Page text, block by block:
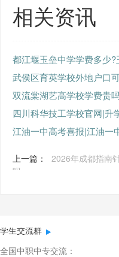
相关资讯
都江堰玉垒中学学费多少
武侯区育英学校外地户口
双流棠湖艺高学校学费贵
四川科华技工学校官网|升
江油一中高考喜报|江油一
上一篇：
2026年成都指南
吗
学生交流群
全国中职中专交流：